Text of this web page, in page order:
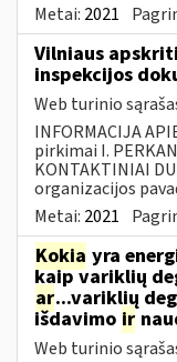
Metai: 2021
Vilniaus
inspekcijos
Web turinio
INFORMACIJA
pirkimai I.
KONTAKTINIAI
organizacijos
Metai: 2021
Kokia yra
kaip variklių
ar...variklių
išdavimo ir
Web turinio